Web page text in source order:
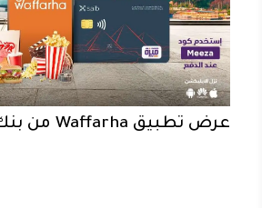
عرض تطبيق Waffarha من بنك saib